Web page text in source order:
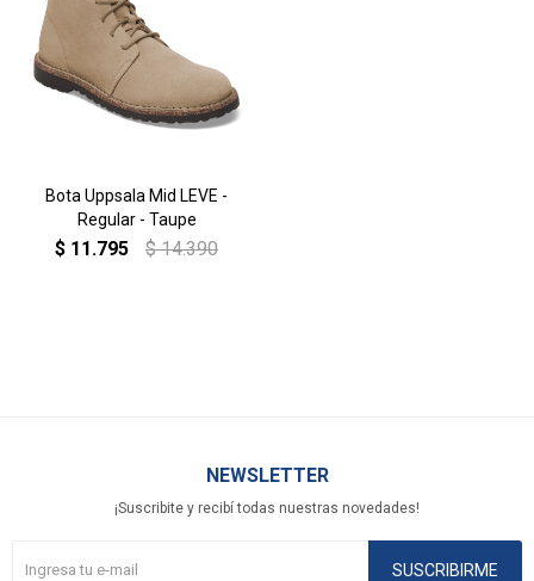
Bota Uppsala Mid LEVE -
Regular - Taupe
$ 11.795 $ 14.390
NEWSLETTER
¡Suscribite y recibí todas nuestras novedades!
SUSCRIBIRME